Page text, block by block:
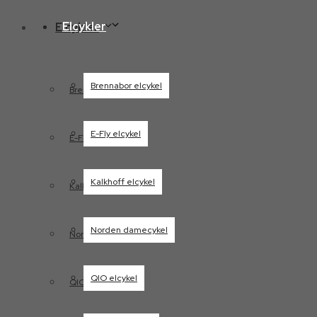
Elcykler
Brennabor elcykel
E-Fly elcykel
Kalkhoff elcykel
Norden damecykel
QIO elcykel
Elcykler
Brennabor elcykel
E-Fly elcykel
Kalkhoff elcykel
Norden damecykel
QIO elcykel